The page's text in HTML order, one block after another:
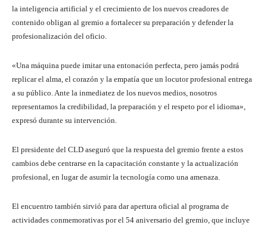
la inteligencia artificial y el crecimiento de los nuevos creadores de
contenido obligan al gremio a fortalecer su preparación y defender la
profesionalización del oficio.
«Una máquina puede imitar una entonación perfecta, pero jamás podrá
replicar el alma, el corazón y la empatía que un locutor profesional entrega
a su público. Ante la inmediatez de los nuevos medios, nosotros
representamos la credibilidad, la preparación y el respeto por el idioma»,
expresó durante su intervención.
El presidente del CLD aseguró que la respuesta del gremio frente a estos
cambios debe centrarse en la capacitación constante y la actualización
profesional, en lugar de asumir la tecnología como una amenaza.
El encuentro también sirvió para dar apertura oficial al programa de
actividades conmemorativas por el 54 aniversario del gremio, que incluye